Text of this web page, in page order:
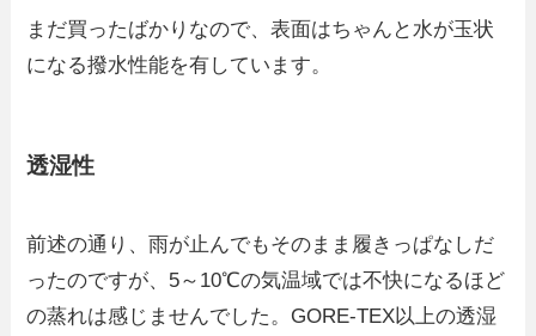
まだ買ったばかりなので、表面はちゃんと水が玉状
になる撥水性能を有しています。
透湿性
前述の通り、雨が止んでもそのまま履きっぱなしだ
ったのですが、5～10℃の気温域では不快になるほど
の蒸れは感じませんでした。GORE-TEX以上の透湿